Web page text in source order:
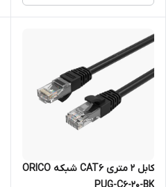
کابل 2 متری CAT6 شبکه ORICO